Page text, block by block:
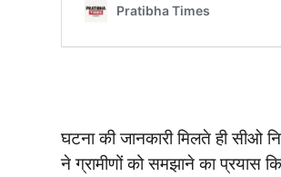
घटना की जानकारी मिलते ही सीओ
ने ग्रामीणों को समझाने का प्रयास